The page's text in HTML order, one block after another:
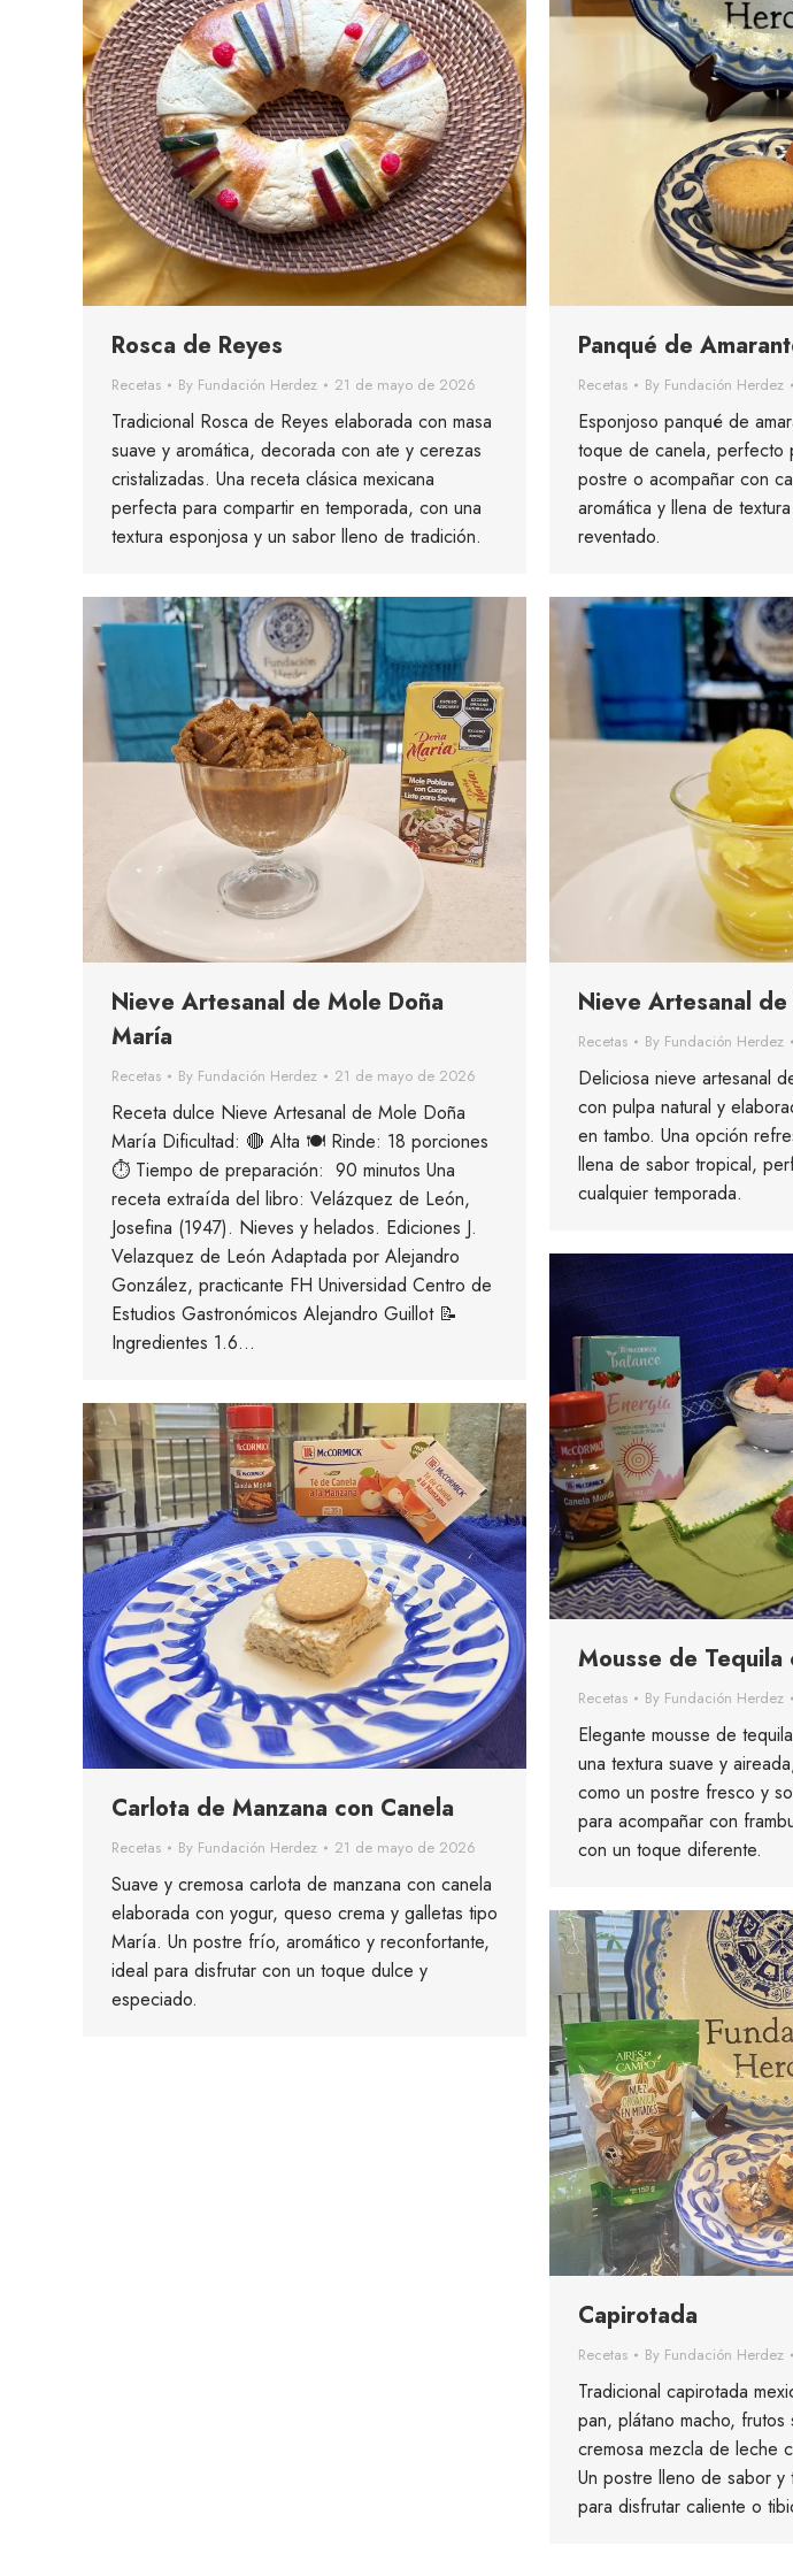
Rosca de Reyes
Recetas By Fundación Herdez 21 de mayo de 2026
Tradicional Rosca de Reyes elaborada con masa
suave y aromática, decorada con ate y cerezas
cristalizadas. Una receta clásica mexicana
perfecta para compartir en temporada, con una
textura esponjosa y un sabor lleno de tradición.
Panqué de
Recetas By Fundación Herdez
Esponjoso panqué de
toque de canela, perfecto
postre o acompañar con
aromática y llena de
reventado.
Nieve Artesanal de Mole Doña
María
Recetas By Fundación Herdez 21 de mayo de 2026
Receta dulce Nieve Artesanal de Mole Doña
María Dificultad: 🔴 Alta 🍽 Rinde: 18 porciones
⏱ Tiempo de preparación: 90 minutos Una
receta extraída del libro: Velázquez de León,
Josefina (1947). Nieves y helados. Ediciones J.
Velazquez de León Adaptada por Alejandro
González, practicante FH Universidad Centro de
Estudios Gastronómicos Alejandro Guillot 📝
Ingredientes 1.6…
Nieve Artesanal de
Recetas By Fundación Herdez
Deliciosa nieve artesanal
con pulpa natural y
en tambo. Una opción
llena de sabor tropical,
cualquier temporada.
Mousse de Tequila
Recetas By Fundación Herdez
Elegante mousse de
una textura suave y
como un postre fresco y
para acompañar con
con un toque diferente.
Carlota de Manzana con Canela
Recetas By Fundación Herdez 21 de mayo de 2026
Suave y cremosa carlota de manzana con canela
elaborada con yogur, queso crema y galletas tipo
María. Un postre frío, aromático y reconfortante,
ideal para disfrutar con un toque dulce y
especiado.
Capirotada
Recetas By Fundación Herdez
Tradicional capirotada
pan, plátano macho,
cremosa mezcla de leche
Un postre lleno de sabor
para disfrutar caliente o